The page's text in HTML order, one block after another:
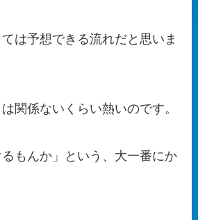
は予想できる流れだと思いま
関係ないくらい熱いのです。
もんか」という、大一番にか